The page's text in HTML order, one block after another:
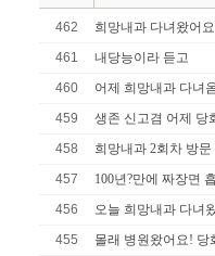
462
희망내과 다녀왔어
461
내당능이라 듣고
460
어제 희망내과 다녀
459
생존 신고겸 어제 당
458
희망내과 2회차 방문
457
100년?만에 짜장면
456
오늘 희망내과 다녀
455
몰래 병원왔어요! 당